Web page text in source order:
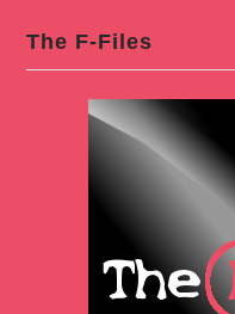
The F-Files